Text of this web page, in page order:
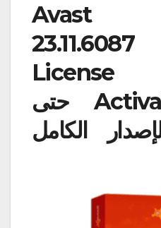
Avast
Activation Code حتى
الإصدار الكامل